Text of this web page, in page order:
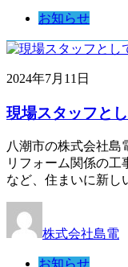
お知らせ
2024年7月11日
現場スタッフと
八潮市の株式会社島
リフォーム関係の工
など、住まいに新
株式会社島電
お知らせ